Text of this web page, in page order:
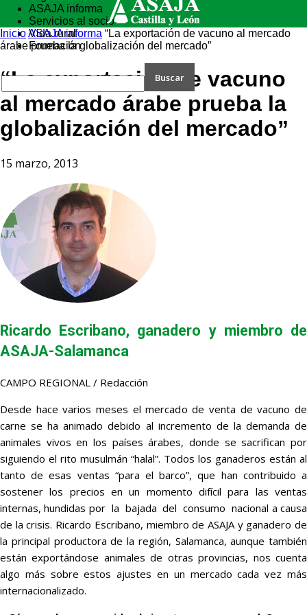
ASAJA informa
Servicios al socio
Vida rural
Formación
InicioASAJA informa “La exportación de vacuno al mercado
árabe prueba la globalización del mercado”
“La exportación de vacuno
al mercado árabe prueba la
globalización del mercado”
15 marzo, 2013
Ricardo Escribano, ganadero y miembro de
ASAJA-Salamanca
CAMPO REGIONAL / Redacción
Desde hace varios meses el mercado de venta de vacuno de
carne se ha animado debido al incremento de la demanda de
animales vivos en los países árabes, donde se sacrifican por
siguiendo el rito musulmán “halal”. Todos los ganaderos están al
tanto de esas ventas “para el barco”, que han contribuido a
sostener los precios en un momento difícil para las ventas
internas, hundidas por la bajada del consumo nacional a causa
de la crisis. Ricardo Escribano, miembro de ASAJA y ganadero de
la principal productora de la región, Salamanca, aunque también
están exportándose animales de otras provincias, nos cuenta
algo más sobre estos ajustes en un mercado cada vez más
internacionalizado.